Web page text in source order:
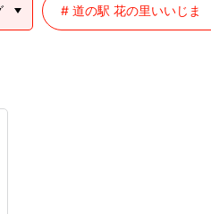
道の駅 花の里いいじま